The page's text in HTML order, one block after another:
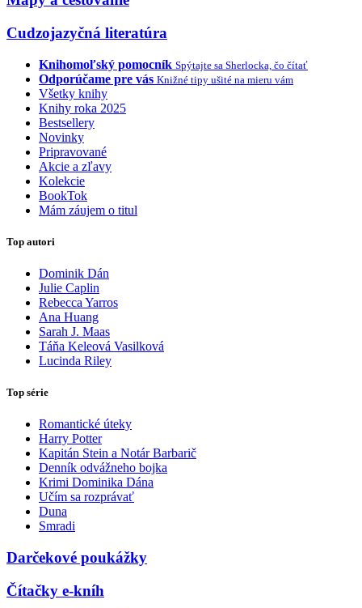
Cudzojazyčná literatúra
Knihomoľský pomocník Spýtajte sa Sherlocka, čo čítať
Odporúčame pre vás Knižné tipy ušité na mieru vám
Všetky knihy
Knihy roka 2025
Bestsellery
Novinky
Pripravované
Akcie a zľavy
Kolekcie
BookTok
Mám záujem o titul
Top autori
Dominik Dán
Julie Caplin
Rebecca Yarros
Ana Huang
Sarah J. Maas
Táňa Keleová Vasilková
Lucinda Riley
Top série
Romantické úteky
Harry Potter
Kapitán Stein a Notár Barbarič
Denník odvážneho bojka
Krimi Dominika Dána
Učím sa rozprávať
Duna
Smradi
Darčekové poukážky
Čítačky e-kníh